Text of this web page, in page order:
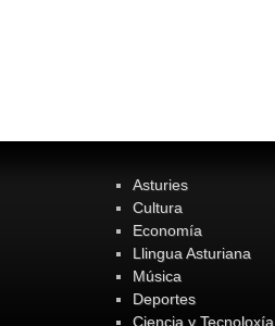
Asturies
Cultura
Economía
Llingua Asturiana
Música
Deportes
Ciencia y Tecnoloxía